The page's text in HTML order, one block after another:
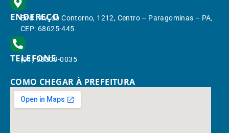
ENDEREÇO
End.: Av. do Contorno, 1212, Centro – Paragominas – PA,
CEP: 68625-445
TELEFONE
(91) 98309-0035
COMO CHEGAR À PREFEITURA